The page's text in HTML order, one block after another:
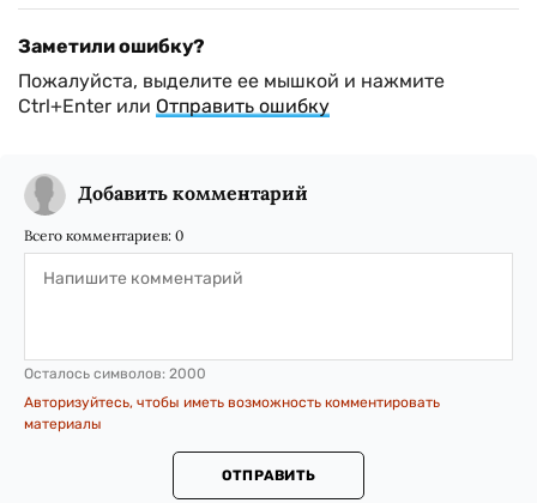
Заметили ошибку?
Пожалуйста, выделите ее мышкой и нажмите
Ctrl+Enter или Отправить ошибку
Добавить комментарий
Всего комментариев: 0
Осталось символов: 2000
Авторизуйтесь, чтобы иметь возможность комментировать
материалы
ОТПРАВИТЬ